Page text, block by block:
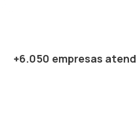
+6.050 empresas